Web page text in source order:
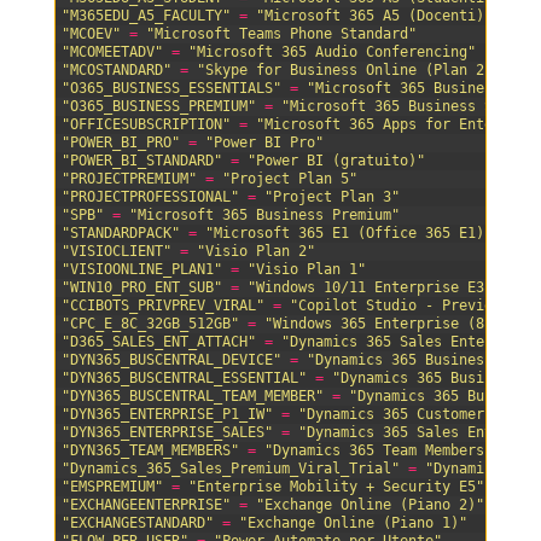
"M365EDU_A5_FACULTY" =
"Microsoft 365 A5 (Docenti)"
"MCOEV" =
"Microsoft Teams Phone Standard"
"MCOMEETADV" =
"Microsoft 365 Audio Conferencing"
"MCOSTANDARD" =
"Skype for Business Online (Plan 2)"
"O365_BUSINESS_ESSENTIALS" =
"Microsoft 365 Business
"O365_BUSINESS_PREMIUM" =
"Microsoft 365 Business
"OFFICESUBSCRIPTION" =
"Microsoft 365 Apps for
"POWER_BI_PRO" =
"Power BI Pro"
"POWER_BI_STANDARD" =
"Power BI (gratuito)"
"PROJECTPREMIUM" =
"Project Plan 5"
"PROJECTPROFESSIONAL" =
"Project Plan 3"
"SPB" =
"Microsoft 365 Business Premium"
"STANDARDPACK" =
"Microsoft 365 E1 (Office 365 E1)"
"VISIOCLIENT" =
"Visio Plan 2"
"VISIOONLINE_PLAN1" =
"Visio Plan 1"
"WIN10_PRO_ENT_SUB" =
"Windows 10/11 Enterprise E3"
"CCIBOTS_PRIVPREV_VIRAL" =
"Copilot Studio - Preview
"CPC_E_8C_32GB_512GB" =
"Windows 365 Enterprise (8 vCPU,
"D365_SALES_ENT_ATTACH" =
"Dynamics 365 Sales
"DYN365_BUSCENTRAL_DEVICE" =
"Dynamics 365 Business
"DYN365_BUSCENTRAL_ESSENTIAL" =
"Dynamics 365 Business
"DYN365_BUSCENTRAL_TEAM_MEMBER" =
"Dynamics 365
"DYN365_ENTERPRISE_P1_IW" =
"Dynamics 365 Customer
"DYN365_ENTERPRISE_SALES" =
"Dynamics 365 Sales
"DYN365_TEAM_MEMBERS" =
"Dynamics 365 Team Members"
"Dynamics_365_Sales_Premium_Viral_Trial" =
"Dynamics
"EMSPREMIUM" =
"Enterprise Mobility + Security E5"
"EXCHANGEENTERPRISE" =
"Exchange Online (Piano 2)"
"EXCHANGESTANDARD" =
"Exchange Online (Piano 1)"